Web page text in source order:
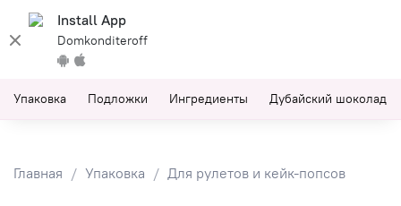
Install App
Domkonditeroff
Упаковка Подложки Ингредиенты Дубайский шоколад
Главная Упаковка Для рулетов и кейк-попсов